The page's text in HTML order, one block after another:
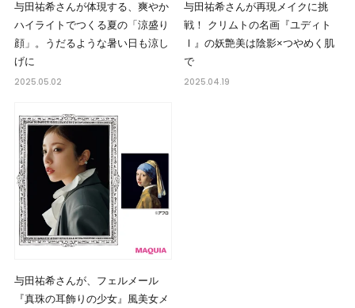
与田祐希さんが体現する、爽やか
ハイライトでつくる夏の「涼盛り
顔」。うだるような暑い日も涼し
げに
2025.05.02
与田祐希さんが再現メイクに挑
戦！ クリムトの名画『ユディト
Ⅰ』の妖艶美は陰影×つやめく肌
で
2025.04.19
与田祐希さんが、フェルメール
『真珠の耳飾りの少女』風美女メ